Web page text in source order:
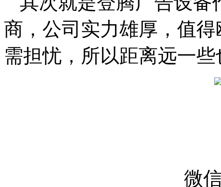
商，公司实力雄厚，值
需担忧，所以距离远一
微